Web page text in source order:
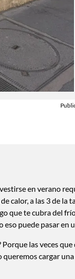
en verano
calor, a las 3 de
que te cubra del
puede pasar en
las veces
cargar